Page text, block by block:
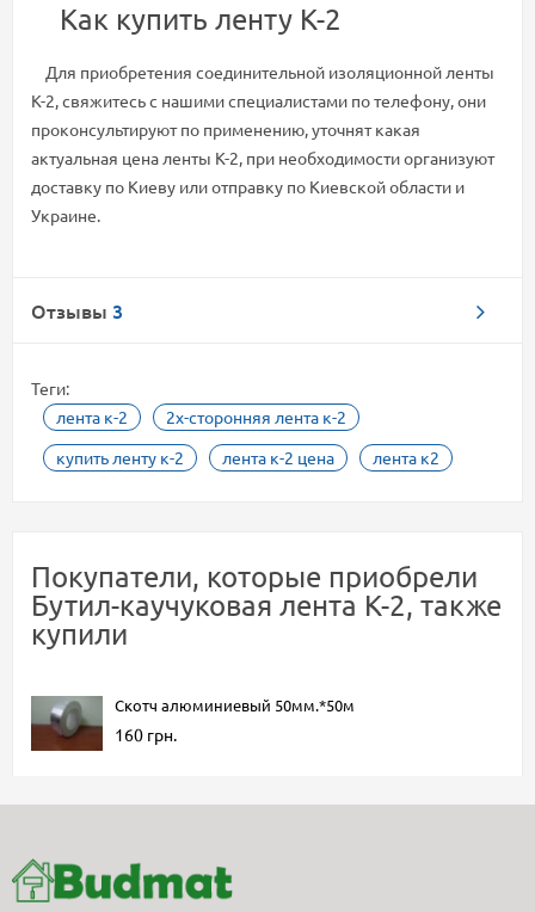
Как купить ленту К-2
Для приобретения соединительной изоляционной ленты
К-2, свяжитесь с нашими специалистами по телефону, они
проконсультируют по применению, уточнят какая
актуальная цена ленты К-2, при необходимости организуют
доставку по Киеву или отправку по Киевской области и
Украине.
Отзывы 3
Теги:
лента к-2
2х-сторонняя лента к-2
купить ленту к-2
лента к-2 цена лента к2
Покупатели, которые приобрели
Бутил-каучуковая лента К-2, также
купили
Скотч алюминиевый 50мм.*50м
160 грн.